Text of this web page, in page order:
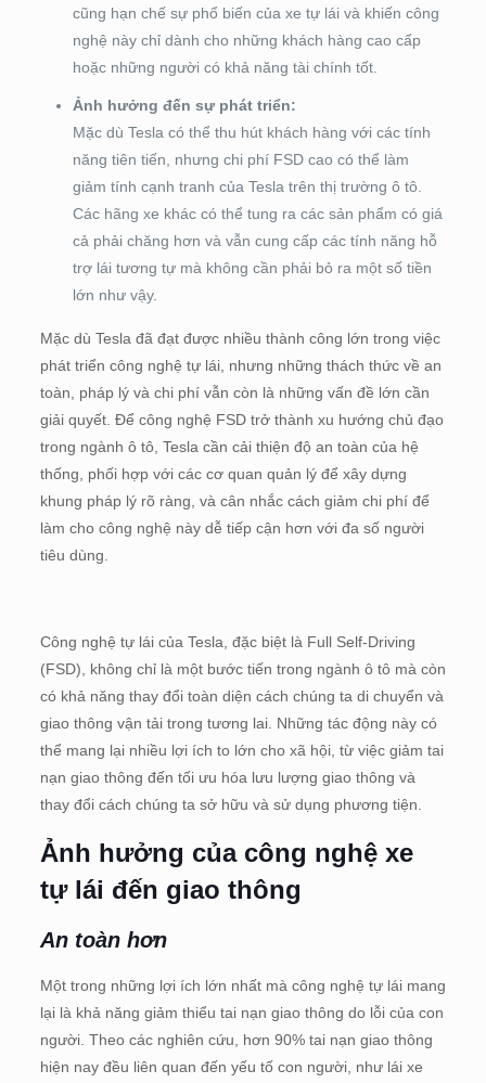
cũng hạn chế sự phổ biến của xe tự lái và khiến công
nghệ này chỉ dành cho những khách hàng cao cấp
hoặc những người có khả năng tài chính tốt.
Ảnh hưởng đến sự phát triển:
Mặc dù Tesla có thể thu hút khách hàng với các tính
năng tiên tiến, nhưng chi phí FSD cao có thể làm
giảm tính cạnh tranh của Tesla trên thị trường ô tô.
Các hãng xe khác có thể tung ra các sản phẩm có giá
cả phải chăng hơn và vẫn cung cấp các tính năng hỗ
trợ lái tương tự mà không cần phải bỏ ra một số tiền
lớn như vậy.
Mặc dù Tesla đã đạt được nhiều thành công lớn trong việc
phát triển công nghệ tự lái, nhưng những thách thức về an
toàn, pháp lý và chi phí vẫn còn là những vấn đề lớn cần
giải quyết. Để công nghệ FSD trở thành xu hướng chủ đạo
trong ngành ô tô, Tesla cần cải thiện độ an toàn của hệ
thống, phối hợp với các cơ quan quản lý để xây dựng
khung pháp lý rõ ràng, và cân nhắc cách giảm chi phí để
làm cho công nghệ này dễ tiếp cận hơn với đa số người
tiêu dùng.
Công nghệ tự lái của Tesla, đặc biệt là Full Self-Driving
(FSD), không chỉ là một bước tiến trong ngành ô tô mà còn
có khả năng thay đổi toàn diện cách chúng ta di chuyển và
giao thông vận tải trong tương lai. Những tác động này có
thể mang lại nhiều lợi ích to lớn cho xã hội, từ việc giảm tai
nạn giao thông đến tối ưu hóa lưu lượng giao thông và
thay đổi cách chúng ta sở hữu và sử dụng phương tiện.
Ảnh hưởng của công nghệ xe
tự lái đến giao thông
An toàn hơn
Một trong những lợi ích lớn nhất mà công nghệ tự lái mang
lại là khả năng giảm thiểu tai nạn giao thông do lỗi của con
người. Theo các nghiên cứu, hơn 90% tai nạn giao thông
hiện nay đều liên quan đến yếu tố con người, như lái xe